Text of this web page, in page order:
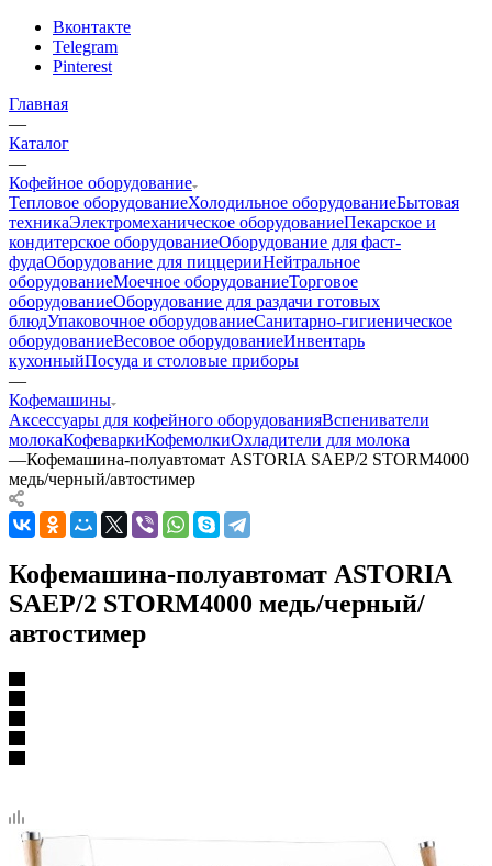
Вконтакте
Telegram
Pinterest
Главная
—
Каталог
—
Кофейное оборудование
Тепловое оборудованиеХолодильное оборудованиеБытовая
техникаЭлектромеханическое оборудованиеПекарское и
кондитерское оборудованиеОборудование для фаст-
фудаОборудование для пиццерииНейтральное
оборудованиеМоечное оборудованиеТорговое
оборудованиеОборудование для раздачи готовых
блюдУпаковочное оборудованиеСанитарно-гигиеническое
оборудованиеВесовое оборудованиеИнвентарь
кухонныйПосуда и столовые приборы
—
Кофемашины
Аксессуары для кофейного оборудованияВспениватели
молокаКофеваркиКофемолкиОхладители для молока
—Кофемашина-полуавтомат ASTORIA SAEP/2 STORM4000
медь/черный/автостимер
Кофемашина-полуавтомат ASTORIA
SAEP/2 STORM4000 медь/черный/
автостимер